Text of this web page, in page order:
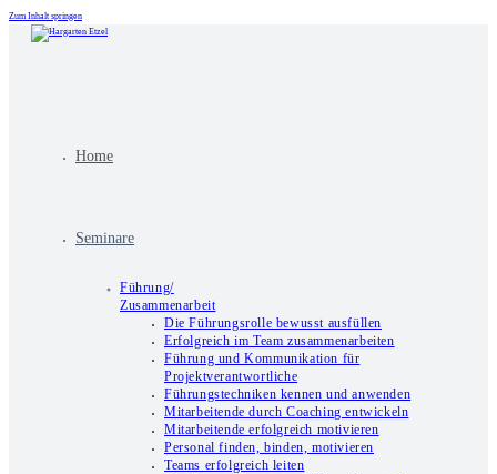
Zum Inhalt springen
Home
Seminare
Führung/
Zusammenarbeit
Die Führungsrolle bewusst ausfüllen
Erfolgreich im Team zusammenarbeiten
Führung und Kommunikation für
Projektverantwortliche
Führungstechniken kennen und anwenden
Mitarbeitende durch Coaching entwickeln
Mitarbeitende erfolgreich motivieren
Personal finden, binden, motivieren
Teams erfolgreich leiten